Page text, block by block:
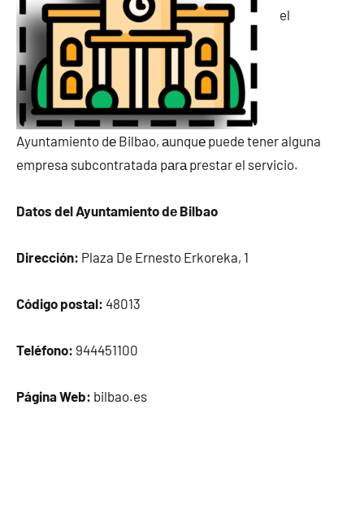
el
Ayuntamiento dе Bilbao, аunquе puede tener alguna
empresa subcontratada pаrа prestar el servicio.
Datos del Ayuntamiento dе Bilbao
Dirección: Plaza De Ernesto Erkoreka, 1
Código postal: 48013
Teléfono: 944451100
Página Web: bilbao.es